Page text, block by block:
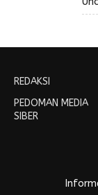
REDAKSI
PEDOMAN MEDIA
SIBER